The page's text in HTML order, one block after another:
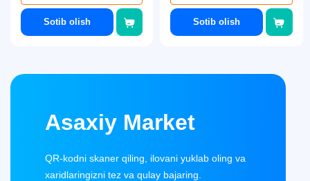
Sotib olish Sotib olish
Asaxiy Market
QR-kodni skaner qiling, ilovani yuklab oling va
xaridlaringizni tez va qulay bajaring.